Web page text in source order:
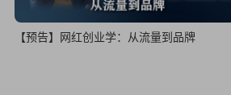
【预告】网红创业学：从流量到品牌